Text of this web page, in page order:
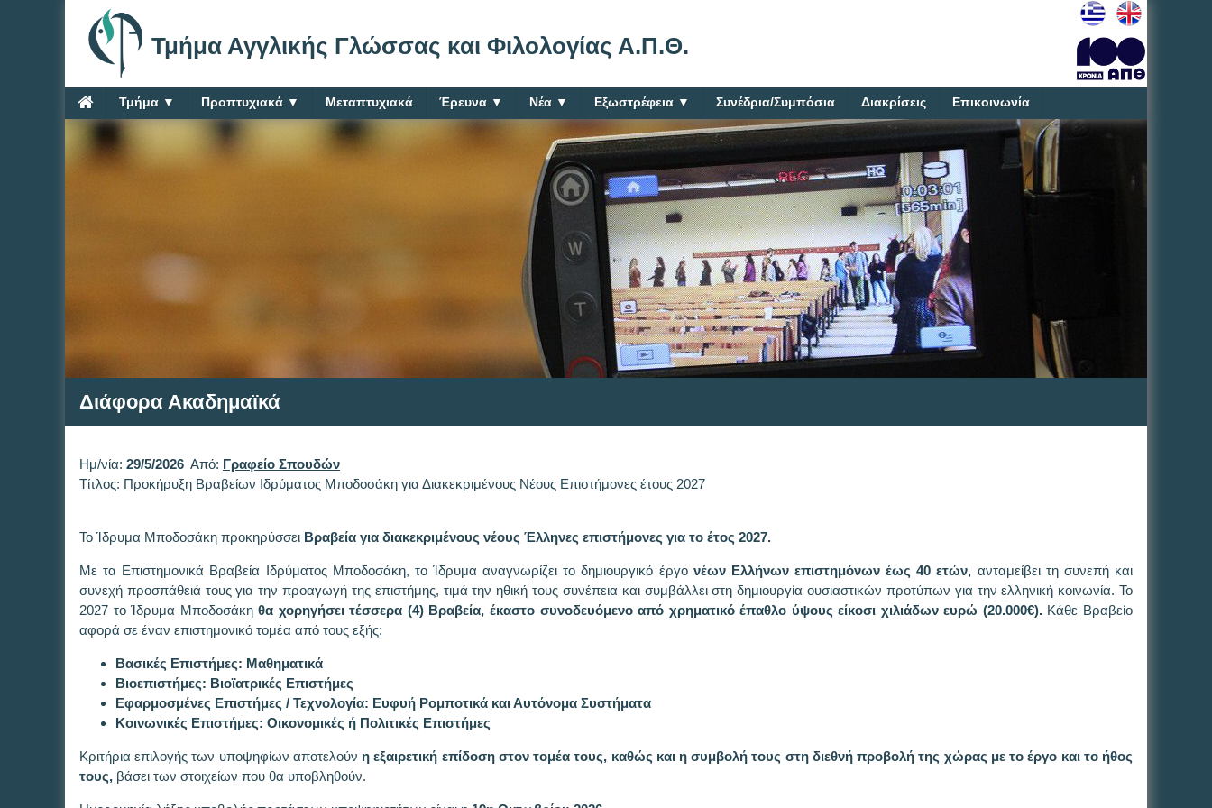
Τμήμα Αγγλικής Γλώσσας και Φιλολογίας Α.Π.Θ.
Τμήμα ▼ Προπτυχιακά ▼ Μεταπτυχιακά Έρευνα ▼ Νέα ▼ Εξωστρέφεια ▼ Συνέδρια/Συμπόσια Διακρίσεις Επικοινωνία
Διάφορα Ακαδημαϊκά
Ημ/νία: 29/5/2026 Από: Γραφείο Σπουδών
Τίτλος: Προκήρυξη Βραβείων Ιδρύματος Μποδοσάκη για Διακεκριμένους Νέους Επιστήμονες έτους 2027
Το Ίδρυμα Μποδοσάκη προκηρύσσει Βραβεία για διακεκριμένους νέους Έλληνες επιστήμονες για το έτος 2027.
Με τα Επιστημονικά Βραβεία Ιδρύματος Μποδοσάκη, το Ίδρυμα αναγνωρίζει το δημιουργικό έργο νέων Ελλήνων επιστημόνων έως 40 ετών, ανταμείβει τη συνεπή και
συνεχή προσπάθειά τους για την προαγωγή της επιστήμης, τιμά την ηθική τους συνέπεια και συμβάλλει στη δημιουργία ουσιαστικών προτύπων για την ελληνική κοινωνία. Το
2027 το Ίδρυμα Μποδοσάκηθα χορηγήσει τέσσερα (4) Βραβεία, έκαστο συνοδευόμενο από χρηματικό έπαθλο ύψους είκοσι χιλιάδων ευρώ (20.000€).Κάθε Βραβείο
αφορά σε έναν επιστημονικό τομέα από τους εξής:
Βασικές Επιστήμες: Μαθηματικά
Βιοεπιστήμες: Βιοϊατρικές Επιστήμες
Εφαρμοσμένες Επιστήμες / Τεχνολογία: Ευφυή Ρομποτικά και Αυτόνομα Συστήματα
Κοινωνικές Επιστήμες: Οικονομικές ή Πολιτικές Επιστήμες
Κριτήρια επιλογής των υποψηφίων αποτελούν η εξαιρετική επίδοση στον τομέα τους, καθώς και η συμβολή τους στη διεθνή προβολή της χώρας με το έργο και το ήθος
τους, βάσει των στοιχείων που θα υποβληθούν.